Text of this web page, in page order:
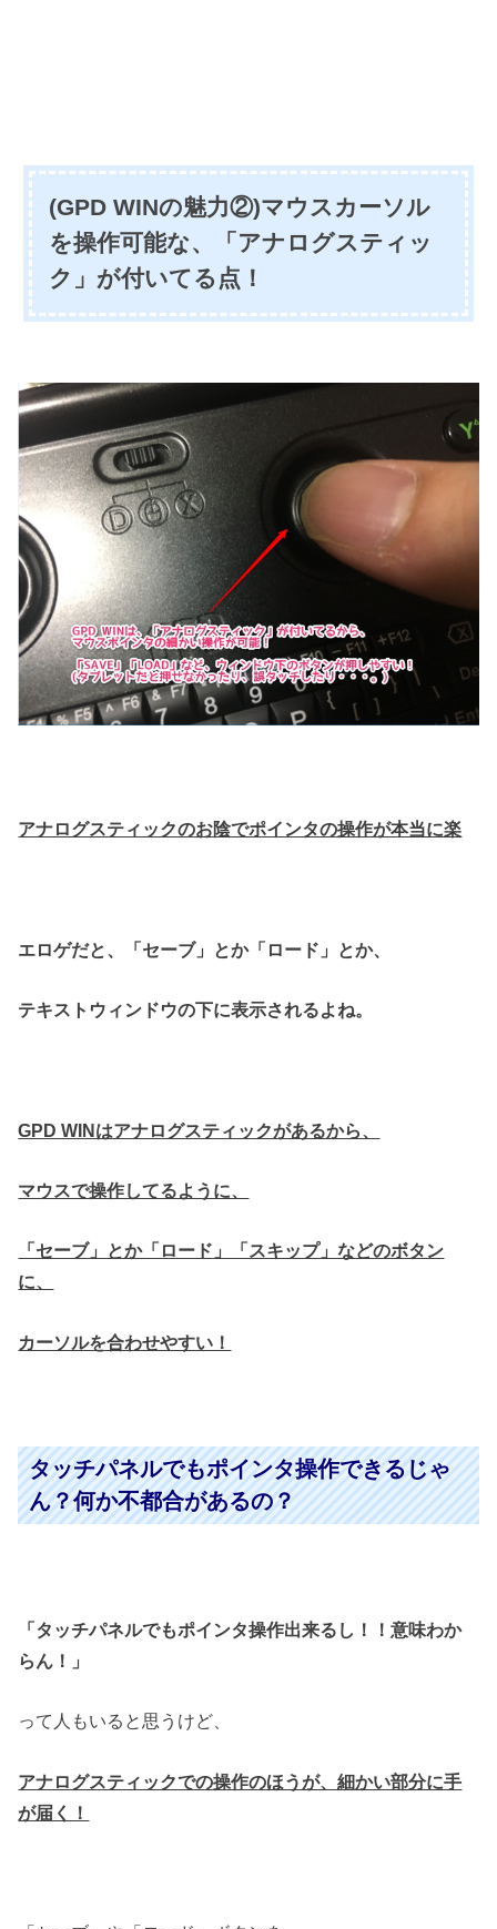
(GPD WINの魅力②)マウスカーソル
を操作可能な、「アナログスティッ
ク」が付いてる点！
アナログスティックのお陰でポインタの操作が本当に楽
エロゲだと、「セーブ」とか「ロード」とか、
テキストウィンドウの下に表示されるよね。
GPD WINはアナログスティックがあるから、
マウスで操作してるように、
「セーブ」とか「ロード」「スキップ」などのボタン
に、
カーソルを合わせやすい！
タッチパネルでもポインタ操作できるじゃ
ん？何か不都合があるの？
「タッチパネルでもポインタ操作出来るし！！意味わか
らん！」
って人もいると思うけど、
アナログスティックでの操作のほうが、細かい部分に手
が届く！